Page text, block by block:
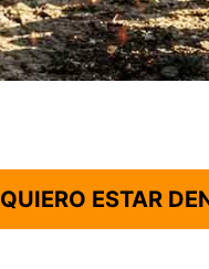
QUIERO ESTAR